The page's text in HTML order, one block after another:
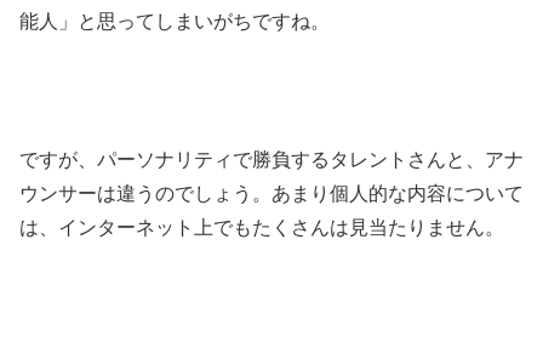
能人」と思ってしまいがちですね。
ですが、パーソナリティで勝負するタレントさんと、アナ
ウンサーは違うのでしょう。あまり個人的な内容について
は、インターネット上でもたくさんは見当たりません。